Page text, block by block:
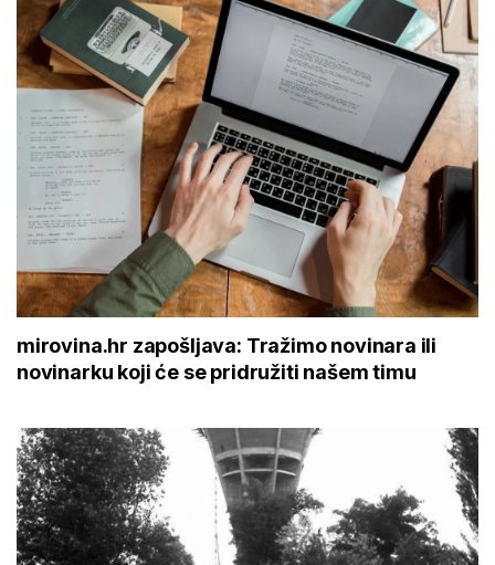
mirovina.hr zapošljava: Tražimo novinara ili
novinarku koji će se pridružiti našem timu